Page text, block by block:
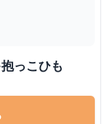
っこひも